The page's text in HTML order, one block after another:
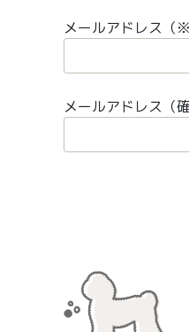
メールアドレス（※
メールアドレス（